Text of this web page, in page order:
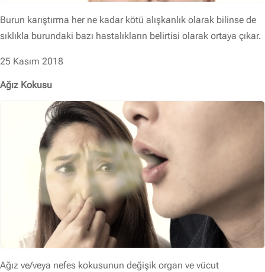
Burun karıştırma her ne kadar kötü alışkanlık olarak bilinse de
sıklıkla burundaki bazı hastalıkların belirtisi olarak ortaya çıkar.
25 Kasım 2018
Ağız Kokusu
Ağız ve/veya nefes kokusunun değişik organ ve vücut